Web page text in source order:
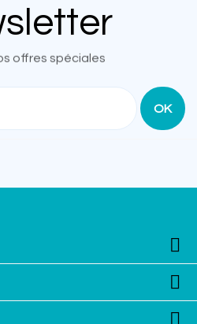
offres spéciales


